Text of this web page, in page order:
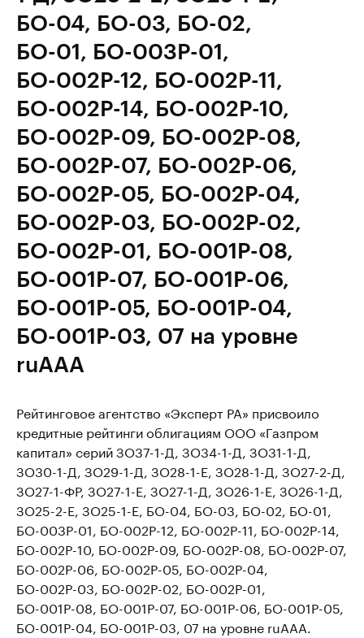
БО-04, БО-03, БО-02,
БО-01, БО-003Р-01,
БО-002Р-12, БО-002Р-11,
БО-002Р-14, БО-002Р-10,
БО-002Р-09, БО-002Р-08,
БО-002Р-07, БО-002Р-06,
БО-002Р-05, БО-002Р-04,
БО-002Р-03, БО-002Р-02,
БО-002Р-01, БО-001Р-08,
БО-001Р-07, БО-001Р-06,
БО-001Р-05, БО-001Р-04,
БО-001Р-03, 07 на уровне
ruAAA
Рейтинговое агентство «Эксперт РА» присвоило
кредитные рейтинги облигациям ООО «Газпром
капитал» серий ЗО37-1-Д, ЗО34-1-Д, ЗО31-1-Д,
ЗО30-1-Д, ЗО29-1-Д, ЗО28-1-E, ЗО28-1-Д, ЗО27-2-Д,
ЗО27-1-ФР, ЗО27-1-Е, ЗО27-1-Д, ЗО26-1-Е, ЗО26-1-Д,
ЗО25-2-Е, ЗО25-1-Е, БО-04, БО-03, БО-02, БО-01,
БО-003Р-01, БО-002Р-12, БО-002Р-11, БО-002Р-14,
БО-002Р-10, БО-002Р-09, БО-002Р-08, БО-002Р-07,
БО-002Р-06, БО-002Р-05, БО-002Р-04,
БО-002Р-03, БО-002Р-02, БО-002Р-01,
БО-001Р-08, БО-001Р-07, БО-001Р-06, БО-001Р-05,
БО-001Р-04, БО-001Р-03, 07 на уровне ruAAA.